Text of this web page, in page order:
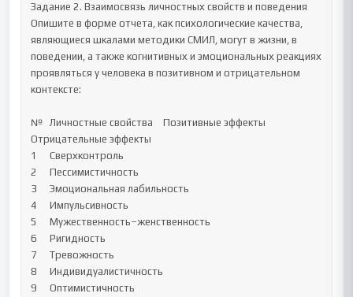
Задание 2. Взаимосвязь личностных свойств и поведения
Опишите в форме отчета, как психологические качества,
являющиеся шкалами методики СМИЛ, могут в жизни, в
поведении, а также когнитивных и эмоциональных реакциях
проявляться у человека в позитивном и отрицательном
контексте:
№	Личностные свойства	Позитивные эффекты
Отрицательные эффекты
1	Сверхконтроль
2	Пессимистичность
3	Эмоциональная лабильность
4	Импульсивность
5	Мужественность–женственность
6	Ригидность
7	Тревожность
8	Индивидуалистичность
9	Оптимистичность